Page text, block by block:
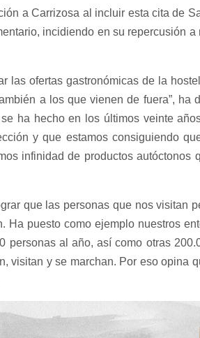
a Carrizosa al incluir esta cita de
incidiendo en su repercusión
las ofertas gastronómicas de la
a los que vienen de fuera”, ha
ha hecho en los últimos veinte
y que estamos consiguiendo
infinidad de productos
que las personas que nos visitan
Ha puesto como ejemplo nuestros
personas al año, así como otras
visitan y se marchan. Por eso opina